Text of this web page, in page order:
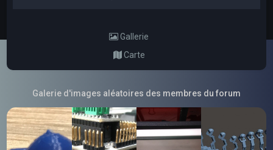
Gallerie
Carte
Galerie d'images aléatoires des membres du forum